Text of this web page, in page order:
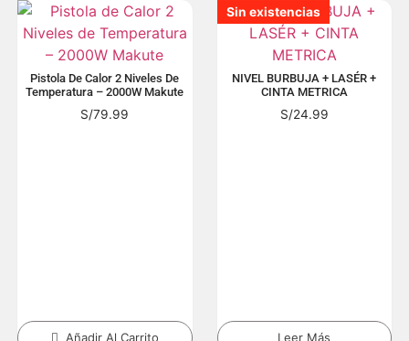
Pistola De Calor 2 Niveles De
Temperatura – 2000W Makute
S/79.99
Añadir Al Carrito
Sin existencias
Sin existencias
Sin existencias
Sin existencias
Sin existencias
Sin existencias
NIVEL BURBUJA + LASÉR +
CINTA METRICA
S/24.99
Leer Más